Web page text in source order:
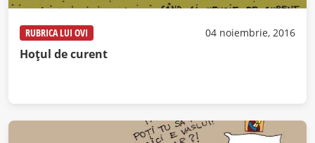
RUBRICA LUI OVI 04 noiembrie, 2016
Hoţul de curent